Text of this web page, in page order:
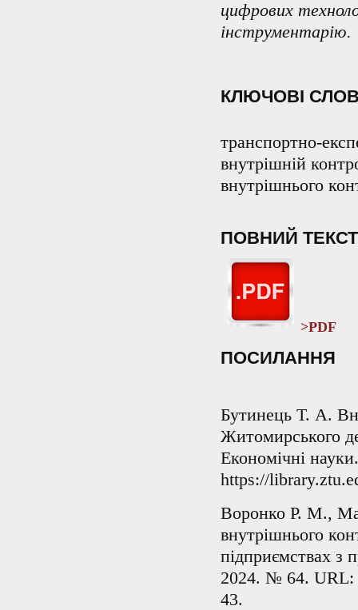
цифрових
інструментарію.
КЛЮЧОВІ
транспортно-
внутрішній
внутрішнього
ПОВНИЙ
>PDF
ПОСИЛАННЯ
Бутинець Т. А.
Житомирського
Економічні
https://
Воронко Р. М.,
внутрішнього
підприємствах з
2024. № 64. URL:
43.